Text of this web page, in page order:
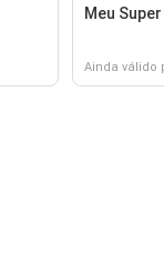
Meu Super
Ainda válido